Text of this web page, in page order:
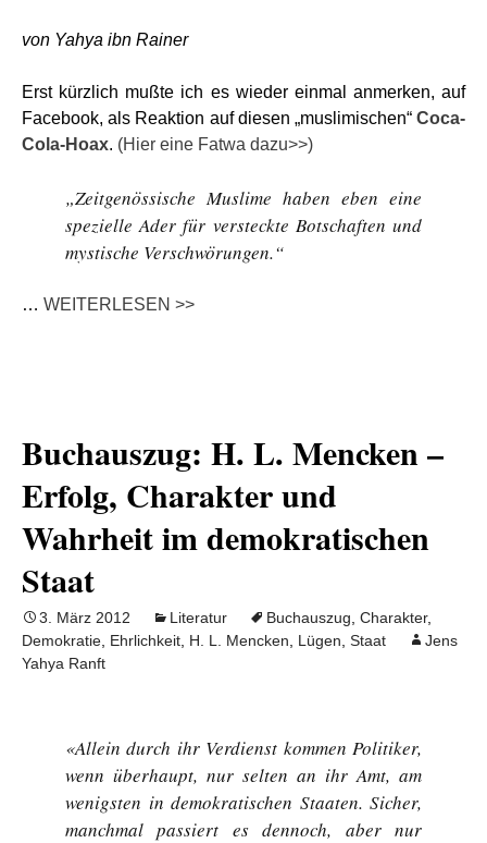
von Yahya ibn Rainer
Erst kürzlich mußte ich es wieder einmal anmerken, auf
Facebook, als Reaktion auf diesen „muslimischen“ Coca-
Cola-Hoax. (Hier eine Fatwa dazu>>)
„Zeitgenössische Muslime haben eben eine
spezielle Ader für versteckte Botschaften und
mystische Verschwörungen.“
… WEITERLESEN >>
Buchauszug: H. L. Mencken –
Erfolg, Charakter und
Wahrheit im demokratischen
Staat
3. März 2012 Literatur Buchauszug Charakter,
Demokratie Ehrlichkeit H. L. Mencken Lügen Staat
Jens
Yahya Ranft
«Allein durch ihr Verdienst kommen Politiker,
wenn überhaupt, nur selten an ihr Amt, am
wenigsten in demokratischen Staaten. Sicher,
manchmal passiert es dennoch, aber nur